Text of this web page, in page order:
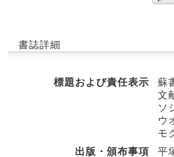
書誌詳細
標題および責任表示
蘇
文
ソ
ウ
モ
出版・頒布事項
平